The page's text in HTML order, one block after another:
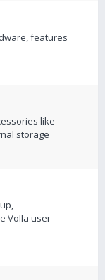
features
like
storage
Volla user